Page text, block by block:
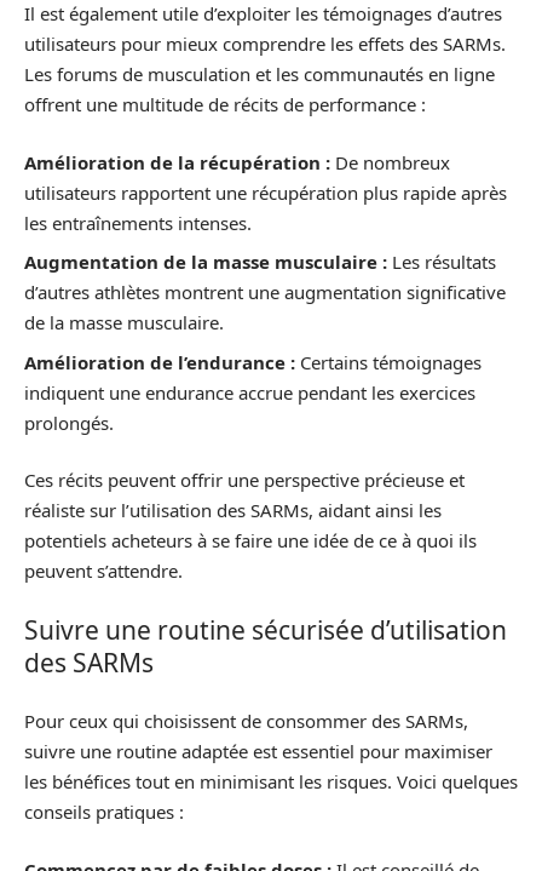
Il est également utile d’exploiter les témoignages d’autres
utilisateurs pour mieux comprendre les effets des SARMs.
Les forums de musculation et les communautés en ligne
offrent une multitude de récits de performance :
Amélioration de la récupération : De nombreux
utilisateurs rapportent une récupération plus rapide après
les entraînements intenses.
Augmentation de la masse musculaire : Les résultats
d’autres athlètes montrent une augmentation significative
de la masse musculaire.
Amélioration de l’endurance : Certains témoignages
indiquent une endurance accrue pendant les exercices
prolongés.
Ces récits peuvent offrir une perspective précieuse et
réaliste sur l’utilisation des SARMs, aidant ainsi les
potentiels acheteurs à se faire une idée de ce à quoi ils
peuvent s’attendre.
Suivre une routine sécurisée d’utilisation
des SARMs
Pour ceux qui choisissent de consommer des SARMs,
suivre une routine adaptée est essentiel pour maximiser
les bénéfices tout en minimisant les risques. Voici quelques
conseils pratiques :